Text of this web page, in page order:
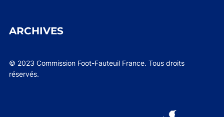
ARCHIVES
© 2023 Commission Foot-Fauteuil France. Tous droits
réservés.